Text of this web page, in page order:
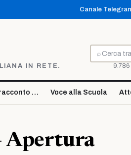
Canale
IN RETE.
⌕
Cerca
9.786
… Voce alla Scuola
Apertura